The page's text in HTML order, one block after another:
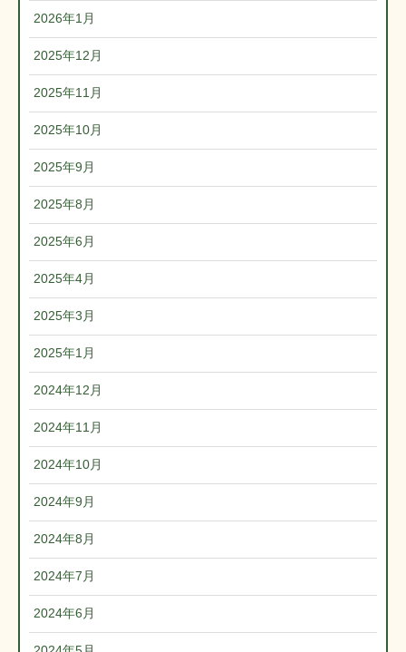
2026年1月
2025年12月
2025年11月
2025年10月
2025年9月
2025年8月
2025年6月
2025年4月
2025年3月
2025年1月
2024年12月
2024年11月
2024年10月
2024年9月
2024年8月
2024年7月
2024年6月